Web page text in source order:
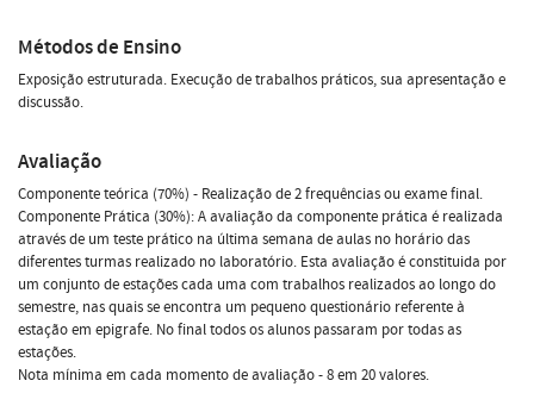
Métodos de Ensino
Exposição estruturada. Execução de trabalhos práticos, sua apresentação e
discussão.
Avaliação
Componente teórica (70%) - Realização de 2 frequências ou exame final.
Componente Prática (30%): A avaliação da componente prática é realizada
através de um teste prático na última semana de aulas no horário das
diferentes turmas realizado no laboratório. Esta avaliação é constituida por
um conjunto de estações cada uma com trabalhos realizados ao longo do
semestre, nas quais se encontra um pequeno questionário referente à
estação em epigrafe. No final todos os alunos passaram por todas as
estações.
Nota mínima em cada momento de avaliação - 8 em 20 valores.